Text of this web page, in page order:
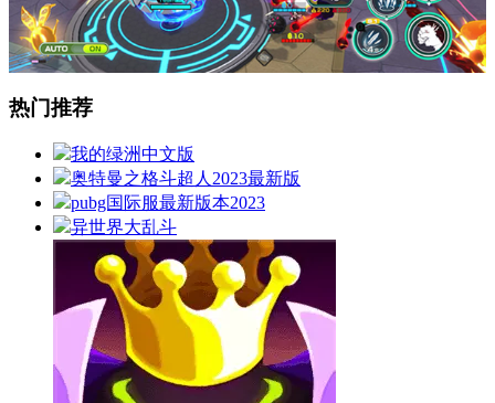
热门推荐
我的绿洲中文版
奥特曼之格斗超人2023最新版
pubg国际服最新版本2023
异世界大乱斗